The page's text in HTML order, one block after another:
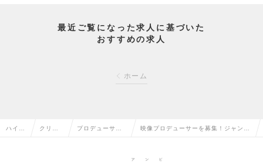
最近ご覧になった求人に基づいた
おすすめの求人
ホーム
ハイク クリエ プロデューサ 映像プロデューサーを募集！ジャンル